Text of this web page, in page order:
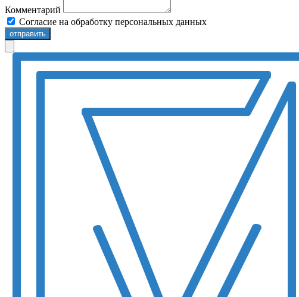
Комментарий
Согласие на обработку персональных данных
отправить